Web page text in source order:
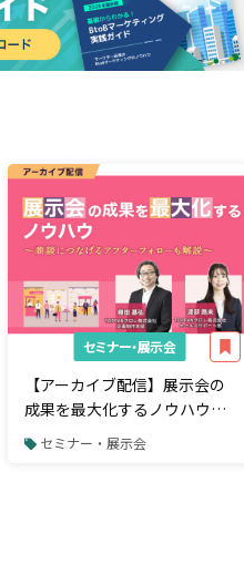
セミナー・展示会
【アーカイブ配信】展示会の
成果を最大化するノウハウ～
商談につなげるアフターフォ
セミナー・展示会